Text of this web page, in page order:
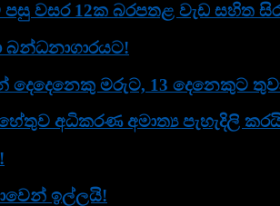
වසර 12ක බරපතළ වැඩ සහිත
මරුට, 13 දෙනෙකුට
අධිකරණ අමාත්‍ය පැහැදිලි
ඉල්ලයි!